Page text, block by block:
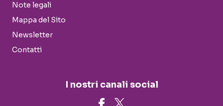
Note legali
Mappa del Sito
Newsletter
Contatti
I nostri canali social